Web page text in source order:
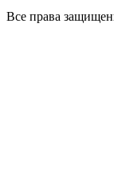
Все права